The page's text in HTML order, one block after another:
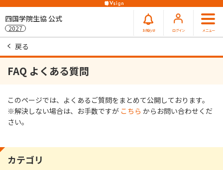
四国学院生協 公式
2027 お知らせ ログイン メニュー
戻る
FAQ よくある質問
このページでは、よくあるご質問をまとめて公開しております。
※解決しない場合は、お⼿数ですが こちら からお問い合わせくだ
さい。
カテゴリ